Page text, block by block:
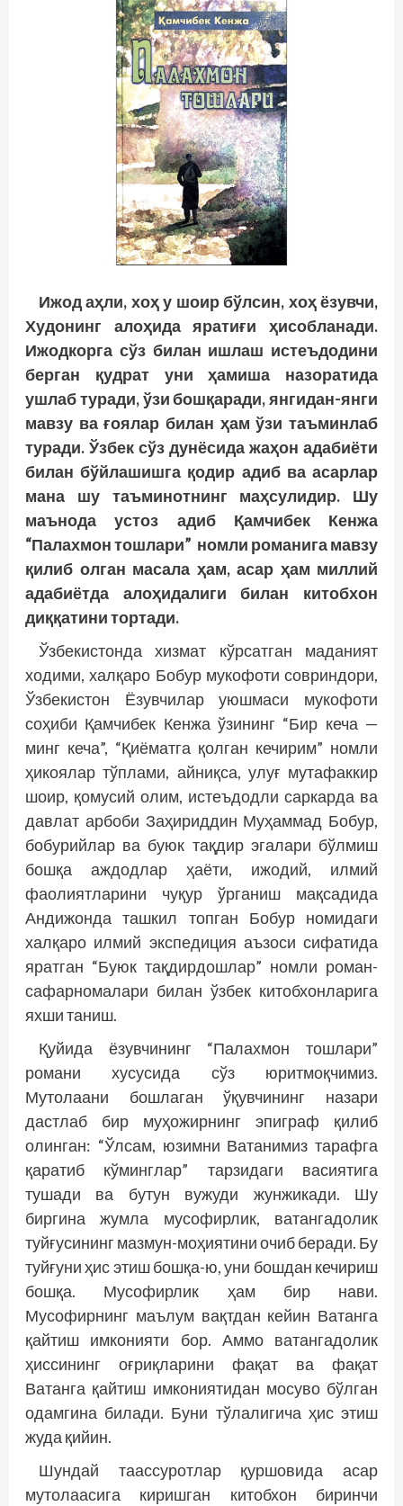
Ижод аҳли, хоҳ у шоир бўлсин, хоҳ ёзувчи,
Худонинг алоҳида яратиғи ҳисобланади.
Ижодкорга сўз билан ишлаш истеъдодини
берган қудрат уни ҳамиша назоратида
ушлаб туради, ўзи бошқаради, янгидан-янги
мавзу ва ғоялар билан ҳам ўзи таъминлаб
туради. Ўзбек сўз дунёсида жаҳон адабиёти
билан бўйлашишга қодир адиб ва асарлар
мана шу таъминотнинг маҳсулидир. Шу
маънода устоз адиб Қамчибек Кенжа
“Палахмон тошлари” номли романига мавзу
қилиб олган масала ҳам, асар ҳам миллий
адабиётда алоҳидалиги билан китобхон
диққатини тортади.
Ўзбекистонда хизмат кўрсатган маданият
ходими, халқаро Бобур мукофоти совриндори,
Ўзбекистон Ёзувчилар уюшмаси мукофоти
соҳиби Қамчибек Кенжа ўзининг “Бир кеча —
минг кеча”, “Қиёматга қолган кечирим” номли
ҳикоялар тўплами, айниқса, улуғ мутафаккир
шоир, қомусий олим, истеъдодли саркарда ва
давлат арбоби Заҳириддин Муҳаммад Бобур,
бобурийлар ва буюк тақдир эгалари бўлмиш
бошқа аждодлар ҳаёти, ижодий, илмий
фаолиятларини чуқур ўрганиш мақсадида
Андижонда ташкил топган Бобур номидаги
халқаро илмий экспедиция аъзоси сифатида
яратган “Буюк тақдирдошлар” номли роман-
сафарномалари билан ўзбек китобхонларига
яхши таниш.
Қуйида ёзувчининг “Палахмон тошлари”
романи хусусида сўз юритмоқчимиз.
Мутолаани бошлаган ўқувчининг назари
дастлаб бир муҳожирнинг эпиграф қилиб
олинган: “Ўлсам, юзимни Ватанимиз тарафга
қаратиб кўминглар” тарзидаги васиятига
тушади ва бутун вужуди жунжикади. Шу
биргина жумла мусофирлик, ватангадолик
туйғусининг мазмун-моҳиятини очиб беради. Бу
туйғуни ҳис этиш бошқа-ю, уни бошдан кечириш
бошқа. Мусофирлик ҳам бир нави.
Мусофирнинг маълум вақтдан кейин Ватанга
қайтиш имконияти бор. Аммо ватангадолик
ҳиссининг оғриқларини фақат ва фақат
Ватанга қайтиш имкониятидан мосуво бўлган
одамгина билади. Буни тўлалигича ҳис этиш
жуда қийин.
Шундай таассуротлар қуршовида асар
мутолаасига киришган китобхон биринчи